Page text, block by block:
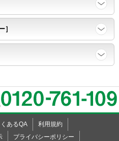
］
あるQA
利用規約
プライバシーポリシー